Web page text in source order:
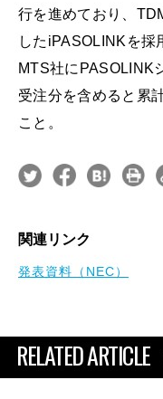
行を進めており、
したiPASOLINKを採
MTS社にPASOLINK
受注分を含めると累
こと。
関連リンク
発表資料（NEC）
RELATED ARTICLE